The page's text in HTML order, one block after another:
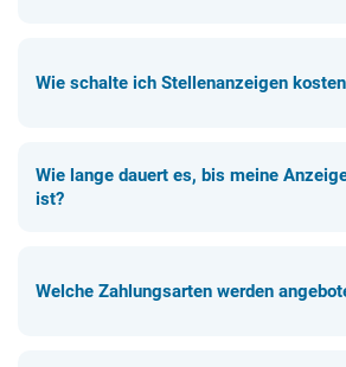
Wie schalte ich Stellenanzeigen
Wie lange dauert es, bis meine
ist?
Welche Zahlungsarten werden